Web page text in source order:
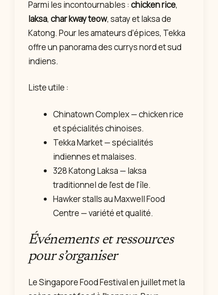
Parmi les incontournables : chicken rice,
laksa, char kway teow, satay et laksa de
Katong. Pour les amateurs d’épices, Tekka
offre un panorama des currys nord et sud
indiens.
Liste utile :
Chinatown Complex — chicken rice
et spécialités chinoises.
Tekka Market — spécialités
indiennes et malaises.
328 Katong Laksa — laksa
traditionnel de l’est de l’île.
Hawker stalls au Maxwell Food
Centre — variété et qualité.
Événements et ressources
pour s’organiser
Le Singapore Food Festival en juillet met la